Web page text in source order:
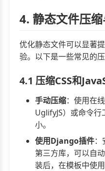
4. 静态文件压
优化静态文件可以显著
验。以下是一些常见的压
4.1 压缩CSS和
手动压缩：使用在
UglifyJS）或命令
小。
使用Django插件：
第三方库，可以自
装后，在模板中使用